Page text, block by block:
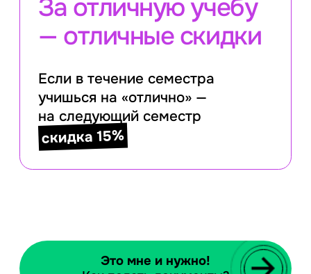
За отличную учебу
— отличные скидки
Если в течение семестра
учишься на «отлично» —
на следующий семестр
скидка 15%
Это мне и нужно!